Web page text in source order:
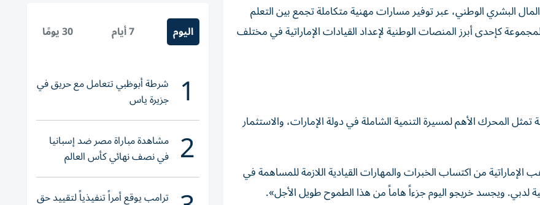
البشري الوطني، عبر توفير مسارات مهنية متكاملة تجمع بين التعلم
كإحدى أبرز المنصات الوطنية لإعداد القيادات الإماراتية في مختلف
المحرك الأهم لمسيرة التنمية الشاملة في دولة الإمارات، والاستثمار
من اكتساب الخبرات والمهارات القيادية اللازمة للمساهمة في
لدبي. ويجسد خريجو اليوم جزءاً هاماً من هذا الطموح طويل الأجل».
اليوم 7 أيام 30 يومًا
1 شرطة أبوظبي تتعامل مع حريق في
جزيرة ياس
2 مشاهدة مباراة مصر ضد إسبانيا
في نصف نهائي كأس العالم
لناشئات اليد 2026
ترامب يوقع أمراً تنفيذياً لتقييد حق